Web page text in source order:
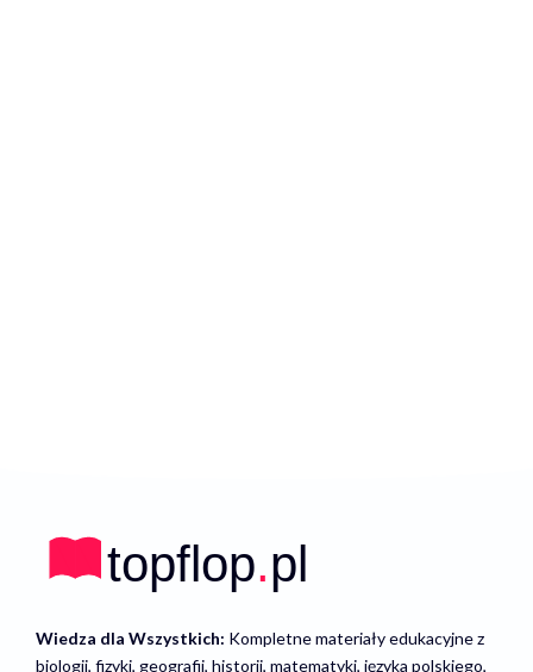
Wiedza dla Wszystkich: Kompletne materiały edukacyjne z
biologii, fizyki, geografii, historii, matematyki, języka polskiego,